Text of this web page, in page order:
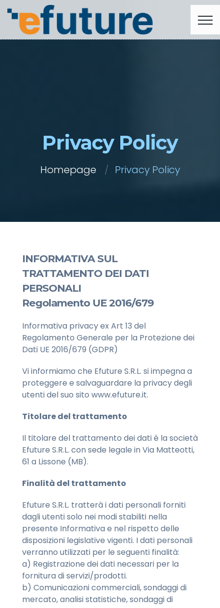
Privacy Policy
Homepage Privacy Policy
INFORMATIVA SUL
TRATTAMENTO DEI DATI
PERSONALI
Regolamento UE 2016/679
Informativa privacy ex Art 13 del
Regolamento Generale per la Protezione dei
Dati UE 2016/679 (GDPR)
Vi informiamo che Efuture S.R.L. si impegna a
proteggere e salvaguardare la privacy degli
utenti del suo sito www.efuture.it.
Titolare del trattamento
Il titolare del trattamento dei dati è la società
Efuture S.R.L. con sede legale in Via Matteotti,
61 a Lissone (MB).
Finalità del trattamento
Efuture S.R.L. tratterà i dati personali forniti
dagli utenti solo nei modi stabiliti nella
presente Informativa e nel rispetto delle
disposizioni legislative vigenti. I dati personali
verranno utilizzati per le seguenti finalità:
a) Registrazione dei dati necessari per la
fornitura di servizi/prodotti.
b) Comunicazioni commerciali, sondaggi di
mercato, analisi statistiche, sondaggi di